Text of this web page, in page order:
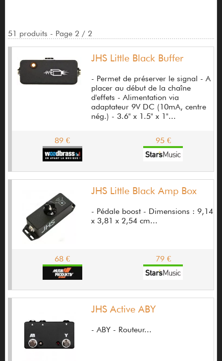
Alesis
Allen & Heath
Aloha
Amada
American DJ
Ampeg
AMT electronics
Anasounds
Andaluza
Apex
51 produits - Page 2 / 2
JHS Little Black Buffer
- Permet de préserver le signal - A
placer au début de la chaîne
d'effets - Alimentation via
adaptateur 9V DC (10mA, centre
nég.) - 3.6" x 1.5" x 1"...
89 € 95 €
JHS Little Black Amp Box
- Pédale boost - Dimensions : 9,14
x 3,81 x 2,54 cm...
68 € 79 €
JHS Active ABY
- ABY - Routeur...